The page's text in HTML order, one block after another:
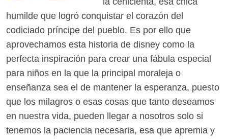
humilde que logró conquistar el corazón del
codiciado príncipe del pueblo. Es por ello que
aprovechamos esta historia de disney como la
perfecta inspiración para crear una fábula especial
para niños en la que la principal moraleja o
enseñanza sea el de mantener la esperanza, puesto
que los milagros o esas cosas que tanto deseamos
en nuestra vida, pueden llegar a nosotros solo si
tenemos la paciencia necesaria, esa que apremia y